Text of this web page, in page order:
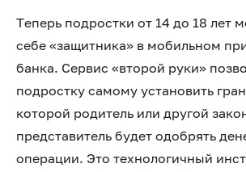
Теперь подростки от 14 до 18 лет
себе «защитника» в мобильном
банка. Сервис «второй руки»
подростку самому установить
которой родитель или другой
представитель будет одобрять
операции. Это технологичный